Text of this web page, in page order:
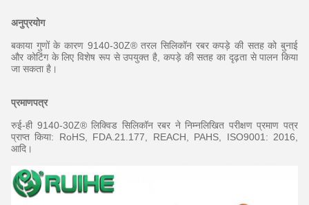
अनुप्रयोग
बकाया गुणों के कारण 9140-30Z® तरल सिलिकॉन रबर कपड़े की सतह को बुनाई
और कोटिंग के लिए विशेष रूप से उपयुक्त है, कपड़े की सतह का दृढ़ता से पालन किया
जा सकता है।
प्रमाणपत्र
रुई-ही 9140-30Z® लिक्विड सिलिकॉन रबर ने निम्नलिखित परीक्षण प्रमाण पत्र
प्राप्त किया: RoHS, FDA.21.177, REACH, PAHS, ISO9001: 2016,
आदि।